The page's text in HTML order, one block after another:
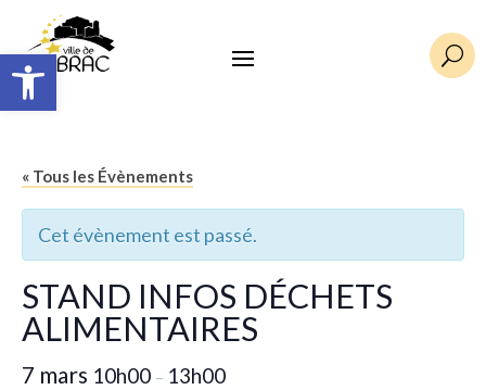
Ouvrir la barre d’outils U
« Tous les Évènements
Cet évènement est passé.
STAND INFOS DÉCHETS
ALIMENTAIRES
7 mars 10h00 – 13h00